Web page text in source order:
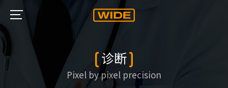
诊断
Pixel by pixel precision